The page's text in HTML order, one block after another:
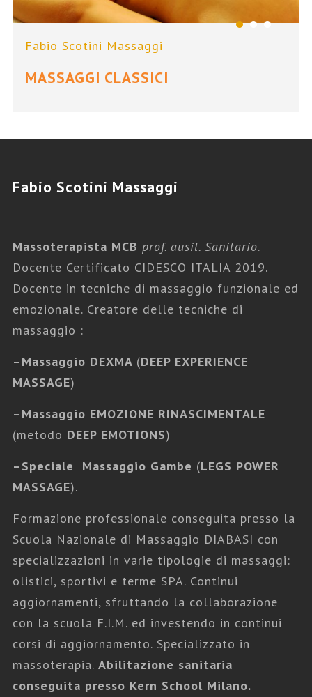
Fabio Scotini Massaggi
MASSAGGI CLASSICI
MASSAGGI EMOZIONALI
Fabio Scotini Massaggi, Massaggi
Gravidanza
Fabio Scotini Massaggi
Massoterapista MCB prof. ausil. Sanitario.
Docente Certificato CIDESCO ITALIA 2019.
Docente in tecniche di massaggio funzionale ed
emozionale. Creatore delle tecniche di
massaggio :
–Massaggio DEXMA (DEEP EXPERIENCE
MASSAGE)
–Massaggio EMOZIONE RINASCIMENTALE
(metodo DEEP EMOTIONS)
–Speciale Massaggio Gambe (LEGS POWER
MASSAGE).
Formazione professionale conseguita presso la
Scuola Nazionale di Massaggio DIABASI con
specializzazioni in varie tipologie di massaggi:
olistici, sportivi e terme SPA. Continui
aggiornamenti, sfruttando la collaborazione
con la scuola F.I.M. ed investendo in continui
corsi di aggiornamento. Specializzato in
massoterapia. Abilitazione sanitaria
conseguita presso Kern School Milano.